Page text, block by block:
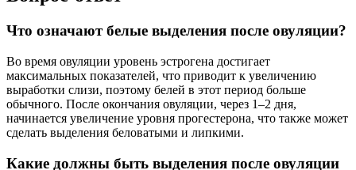
Что означают белые выделения после овуляции?
Во время овуляции уровень эстрогена достигает
максимальных показателей, что приводит к увеличению
выработки слизи, поэтому белей в этот период больше
обычного. После окончания овуляции, через 1–2 дня,
начинается увеличение уровня прогестерона, что также может
сделать выделения беловатыми и липкими.
Какие должны быть выделения после овуляции